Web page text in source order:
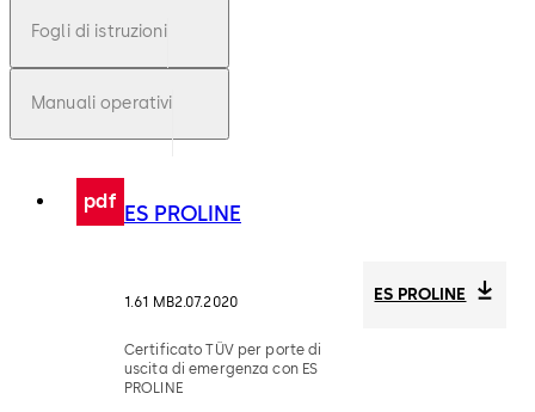
Fogli di istruzioni
Manuali operativi
pdf ES PROLINE
1.61 MB2.07.2020
Certificato TÜV per porte di
uscita di emergenza con ES
PROLINE
ES PROLINE